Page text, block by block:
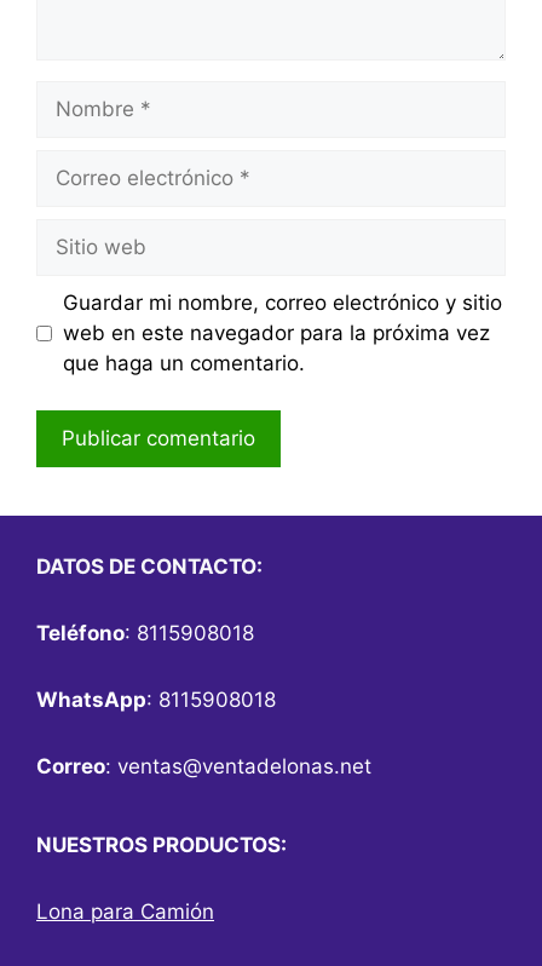
Nombre
Correo
Sitio
web
Guardar mi nombre, correo electrónico y sitio
web en este navegador para la próxima vez
que haga un comentario.
DATOS DE CONTACTO:
Teléfono: 8115908018
WhatsApp: 8115908018
Correo: ventas@ventadelonas.net
NUESTROS PRODUCTOS:
Lona para Camión